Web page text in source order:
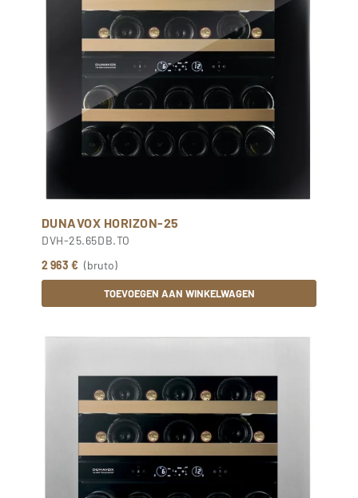
DUNAVOX HORIZON-25
DVH-25.65DB.TO
2 963 € (bruto)
TOEVOEGEN AAN WINKELWAGEN